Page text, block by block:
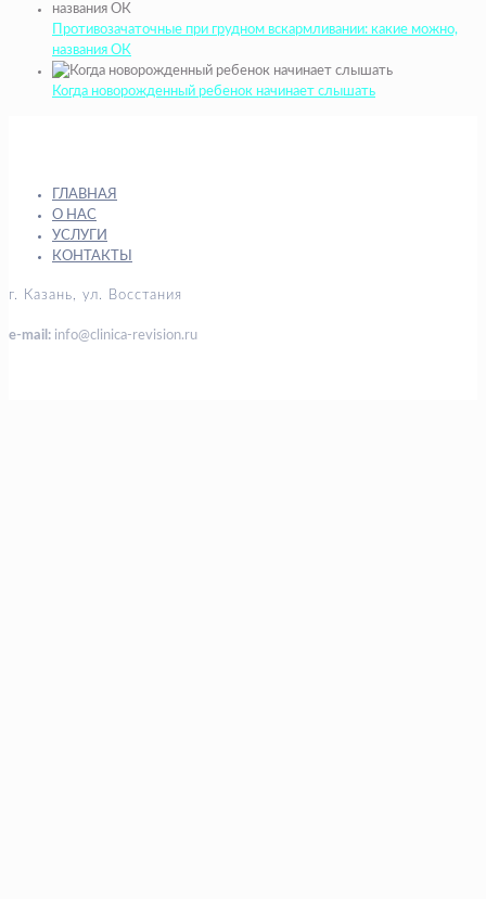
Противозачаточные при грудном вскармливании: какие можно,
названия ОК
Когда новорожденный ребенок начинает слышать
ГЛАВНАЯ
О НАС
УСЛУГИ
КОНТАКТЫ
г. Казань, ул. Восстания
e-mail: info@clinica-revision.ru